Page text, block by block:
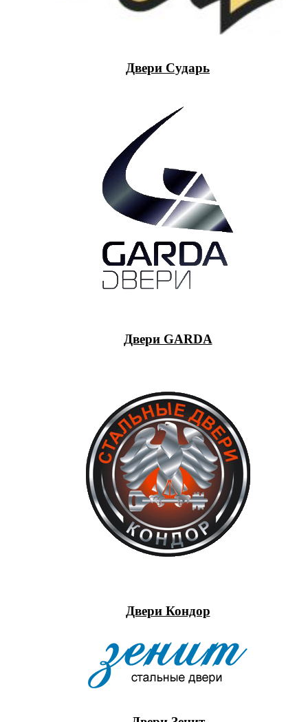
Двери Сударь
Двери GARDA
Двери Кондор